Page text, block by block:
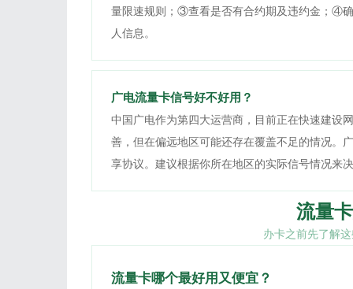
量限速规则；③查看是否有合约期及违约金；④
人信息。
广电流量卡信号好不好用？
中国广电作为第四大运营商，目前正在快速建设
善，但在偏远地区可能还存在覆盖不足的情况。
享协议。建议根据你所在地区的实际信号情况来
流量
办卡之前先了解
流量卡哪个最好用又便宜？